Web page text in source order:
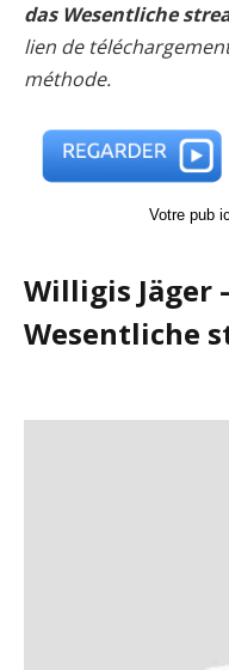
das Wesentliche
lien de
méthode.
Votre pub
Willigis Jäger
Wesentliche